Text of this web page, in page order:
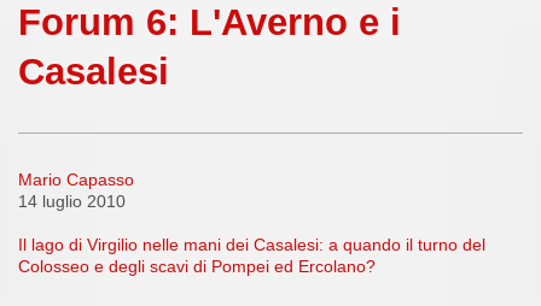
Forum 6: L'Averno e i
Casalesi
Mario Capasso
14 luglio 2010
Il lago di Virgilio nelle mani dei Casalesi: a quando il turno del
Colosseo e degli scavi di Pompei ed Ercolano?